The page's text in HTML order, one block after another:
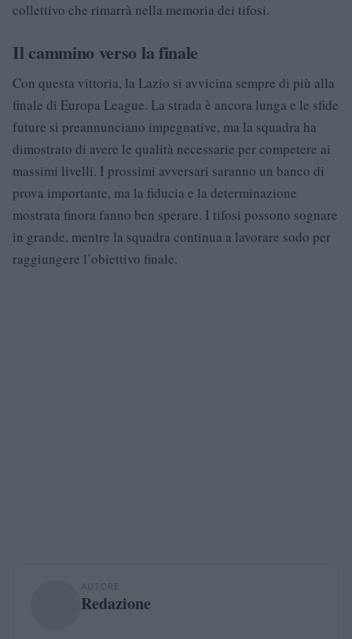
collettivo che rimarrà nella memoria dei tifosi.
Il cammino verso la finale
Con questa vittoria, la Lazio si avvicina sempre di più alla
finale di Europa League. La strada è ancora lunga e le sfide
future si preannunciano impegnative, ma la squadra ha
dimostrato di avere le qualità necessarie per competere ai
massimi livelli. I prossimi avversari saranno un banco di
prova importante, ma la fiducia e la determinazione
mostrata finora fanno ben sperare. I tifosi possono sognare
in grande, mentre la squadra continua a lavorare sodo per
raggiungere l’obiettivo finale.
AUTORE
Redazione